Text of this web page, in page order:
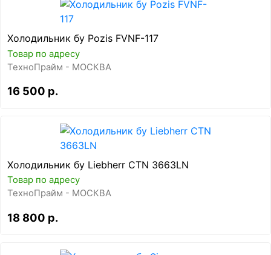
Холодильник бу Pozis FVNF-117
Товар по адресу
ТехноПрайм - МОСКВА
16 500 р.
Холодильник бу Liebherr CTN 3663LN
Товар по адресу
ТехноПрайм - МОСКВА
18 800 р.